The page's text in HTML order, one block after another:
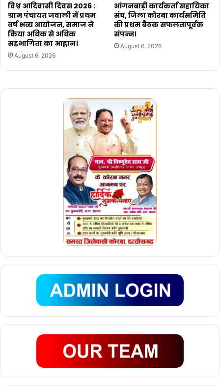
विश्व आदिवासी दिवस 2026 :
ग्राम पंचायत जवाली में प्रथम
वर्ष भव्य आयोजन, समाज ने
किया अधिक से अधिक
सहभागिता का आह्वान।
August 6, 2026
आंगनबाड़ी कार्यकर्ता सहायिका
संघ, जिला कोरबा कार्यसमिति
की प्रथम बैठक सफलतापूर्वक
संपन्न।
August 6, 2026